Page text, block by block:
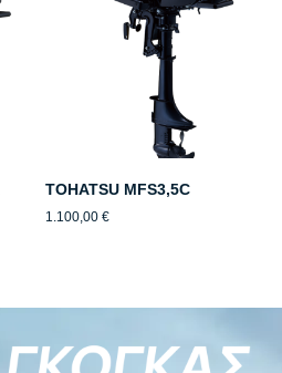
TOHATSU MFS3,5C
1.100,00 €